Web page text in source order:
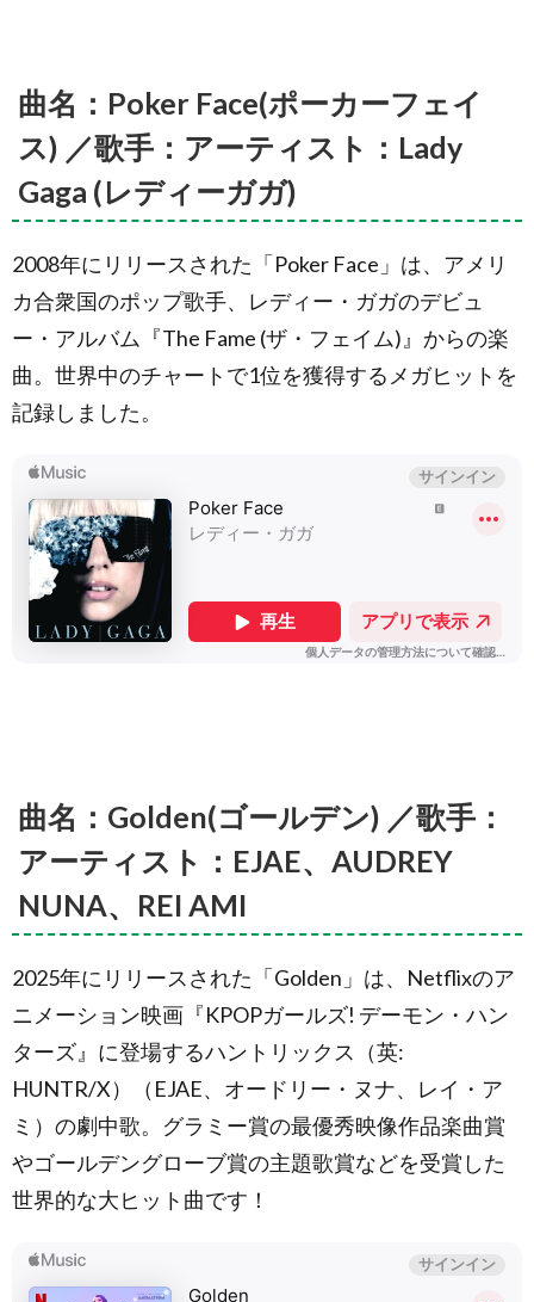
アーテ
ィス
ト：
Outkast
(アウト
キャス
ト)
1.9.
曲名：
Jump (ジ
／歌手：
アーティ
スト：
Van
イレン)
1.10.
曲
名：We
Will Rock
You (ウ
ィ・ウィ
ル・ロッ
ク・ユー)
歴代/
過
去〜
年 バ
レー
ボー
会な
ど
2.1.
曲名：
Timber
バー) ／
歌手：
アーテ
ィス
ト：
(ピット
ブル)
曲名：Poker Face(ポーカーフェイ
ス) ／歌手：アーティスト：Lady
Gaga (レディーガガ)
2008年にリリースされた「Poker Face」は、アメリ
カ合衆国のポップ歌手、レディー・ガガのデビュ
ー・アルバム『The Fame (ザ・フェイム)』からの楽
曲。世界中のチャートで1位を獲得するメガヒットを
記録しました。
曲名：Golden(ゴールデン) ／歌手：
アーティスト：EJAE、AUDREY
NUNA、REI AMI
2025年にリリースされた「Golden」は、Netflixのア
ニメーション映画『KPOPガールズ! デーモン・ハン
ターズ』に登場するハントリックス（英:
HUNTR/X）（EJAE、オードリー・ヌナ、レイ・ア
ミ）の劇中歌。グラミー賞の最優秀映像作品楽曲賞
やゴールデングローブ賞の主題歌賞などを受賞した
世界的な大ヒット曲です！